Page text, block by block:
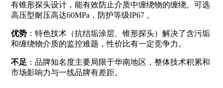
有锥形探头设计，能有效防止介质中缠绕物的缠绕。可选
高压型耐压高达60MPa，防护等级IP67 。
优势：特色技术（抗结垢涂层、锥形探头）解决了含污垢
和缠绕物介质的监控难题，性价比有一定竞争力。
不足：品牌知名度主要局限于华南地区，整体技术积累和
市场影响力与一线品牌有差距。